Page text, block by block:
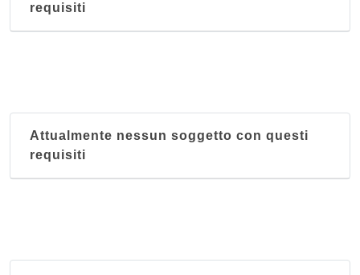
requisiti
Attualmente nessun soggetto con questi
requisiti